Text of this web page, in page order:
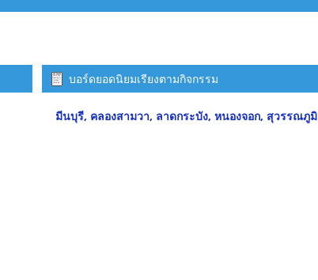
บอร์ดยอดนิยมเรียงตามกิจกรรม
มีนบุรี, คลองสามวา, ลาดกระบัง, หนองจอก, สุวรรณภูมิ